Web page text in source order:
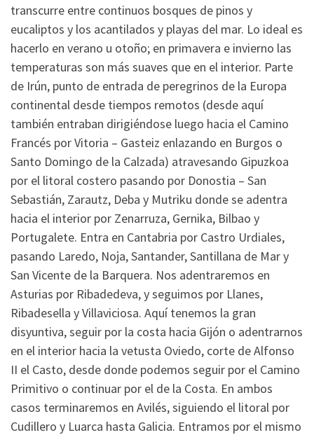
transcurre entre continuos bosques de pinos y
eucaliptos y los acantilados y playas del mar. Lo ideal es
hacerlo en verano u otoño; en primavera e invierno las
temperaturas son más suaves que en el interior. Parte
de Irún, punto de entrada de peregrinos de la Europa
continental desde tiempos remotos (desde aquí
también entraban dirigiéndose luego hacia el Camino
Francés por Vitoria – Gasteiz enlazando en Burgos o
Santo Domingo de la Calzada) atravesando Gipuzkoa
por el litoral costero pasando por Donostia – San
Sebastián, Zarautz, Deba y Mutriku donde se adentra
hacia el interior por Zenarruza, Gernika, Bilbao y
Portugalete. Entra en Cantabria por Castro Urdiales,
pasando Laredo, Noja, Santander, Santillana de Mar y
San Vicente de la Barquera. Nos adentraremos en
Asturias por Ribadedeva, y seguimos por Llanes,
Ribadesella y Villaviciosa. Aquí tenemos la gran
disyuntiva, seguir por la costa hacia Gijón o adentrarnos
en el interior hacia la vetusta Oviedo, corte de Alfonso
II el Casto, desde donde podemos seguir por el Camino
Primitivo o continuar por el de la Costa. En ambos
casos terminaremos en Avilés, siguiendo el litoral por
Cudillero y Luarca hasta Galicia. Entramos por el mismo